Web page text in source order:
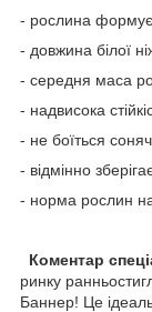
- рослина формує
- довжина білої
- середня маса
- надвисока
- не боїться
- відмінно
- норма рослин
Коментар
ринку
Баннер! Це